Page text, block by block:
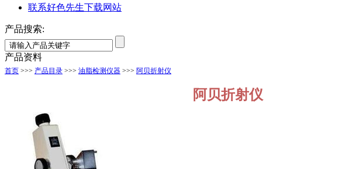
联系好色先生下载网站
产品搜索:
产品资料
首页 >>> 产品目录 >>> 油脂检测仪器 >>> 阿贝折射仪
阿贝折射仪